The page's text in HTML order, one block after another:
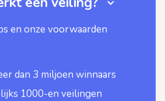
en onze voorwaarden
dan 3 miljoen winnaars
1000-en veilingen